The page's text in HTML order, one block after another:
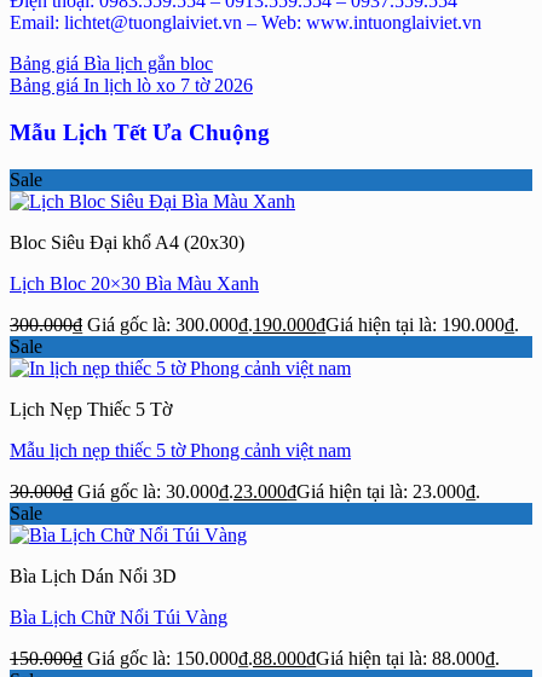
Email: lichtet@tuonglaiviet.vn – Web: www.intuonglaiviet.vn
Bảng giá Bìa lịch gắn bloc
Bảng giá In lịch lò xo 7 tờ 2026
Mẫu Lịch Tết Ưa Chuộng
Sale
Bloc Siêu Đại khổ A4 (20x30)
Lịch Bloc 20×30 Bìa Màu Xanh
300.000₫ Giá gốc là: 300.000₫.190.000₫Giá hiện tại là: 190.000₫.
Sale
Lịch Nẹp Thiếc 5 Tờ
Mẫu lịch nẹp thiếc 5 tờ Phong cảnh việt nam
30.000₫ Giá gốc là: 30.000₫.23.000₫Giá hiện tại là: 23.000₫.
Sale
Bìa Lịch Dán Nổi 3D
Bìa Lịch Chữ Nổi Túi Vàng
150.000₫ Giá gốc là: 150.000₫.88.000₫Giá hiện tại là: 88.000₫.